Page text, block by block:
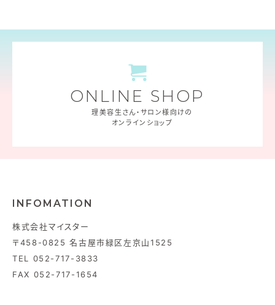
ONLINE SHOP
理美容生さん・サロン様向けの
オンラインショップ
INFOMATION
株式会社マイスター
〒458-0825 名古屋市緑区左京山1525
TEL 052-717-3833
FAX 052-717-1654